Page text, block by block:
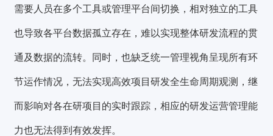
需要人员在多个工具或管理平台间切换，相对独立的工具
也导致各平台数据孤立存在，难以实现整体研发流程的贯
通及数据的流转。 同时，也缺乏统一管理视角呈现所有环
节运作情况，无法实现高效项目研发全生命周期观测，继
而影响对各在研项目的实时跟踪，相应的研发运营管理能
力也无法得到有效发挥。